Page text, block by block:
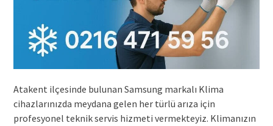
Atakent ilçesinde bulunan Samsung markalı Klima
cihazlarınızda meydana gelen her türlü arıza için
profesyonel teknik servis hizmeti vermekteyiz. Klimanızın